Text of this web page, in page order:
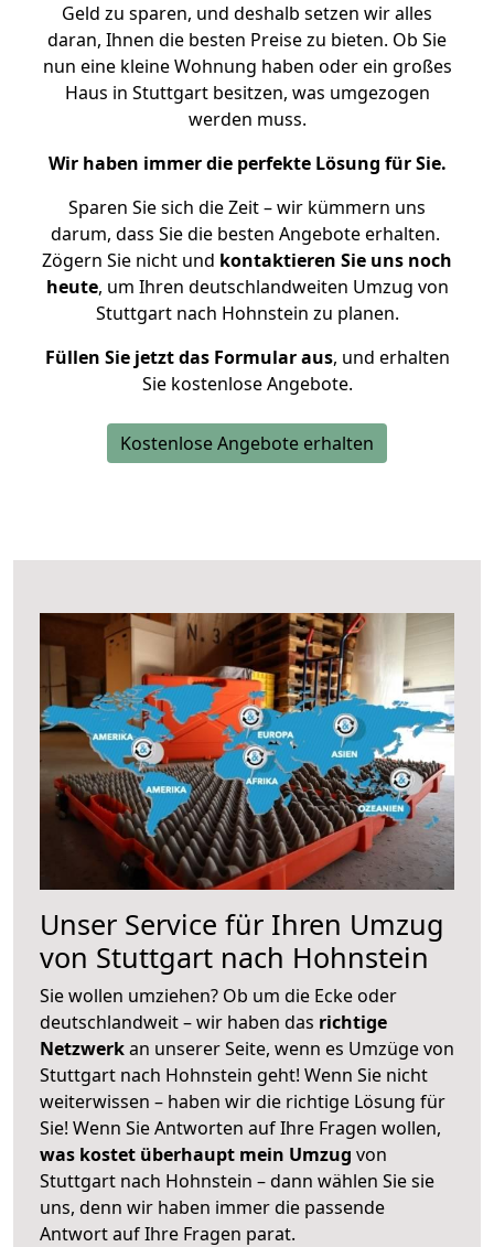
Geld zu sparen, und deshalb setzen wir alles
daran, Ihnen die besten Preise zu bieten. Ob Sie
nun eine kleine Wohnung haben oder ein großes
Haus in Stuttgart besitzen, was umgezogen
werden muss.
Wir haben immer die perfekte Lösung für Sie.
Sparen Sie sich die Zeit – wir kümmern uns
darum, dass Sie die besten Angebote erhalten.
Zögern Sie nicht und kontaktieren Sie uns noch
heute, um Ihren deutschlandweiten Umzug von
Stuttgart nach Hohnstein zu planen.
Füllen Sie jetzt das Formular aus, und erhalten
Sie kostenlose Angebote.
Kostenlose Angebote erhalten
Unser Service für Ihren Umzug
von Stuttgart nach Hohnstein
Sie wollen umziehen? Ob um die Ecke oder
deutschlandweit – wir haben das richtige
Netzwerkan unserer Seite, wenn es Umzüge von
Stuttgart nach Hohnstein geht! Wenn Sie nicht
weiterwissen – haben wir die richtige Lösung für
Sie! Wenn Sie Antworten auf Ihre Fragen wollen,
was kostet überhaupt mein Umzug von
Stuttgart nach Hohnstein – dann wählen Sie sie
uns, denn wir haben immer die passende
Antwort auf Ihre Fragen parat.